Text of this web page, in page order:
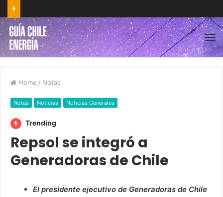
Home / Notas
Notas Noticias Noticias Generales
Trending
Repsol se integró a
Generadoras de Chile
El presidente ejecutivo de Generadoras de Chile